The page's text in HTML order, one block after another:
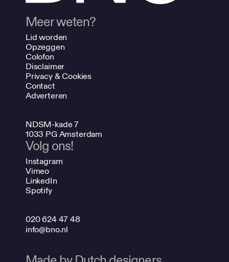
Meer weten?
Lid worden
Opzeggen
Colofon
Disclaimer
Privacy & Cookies
Contact
Adverteren
NDSM-kade 7
1033 PG Amsterdam
Volg ons!
Instagram
Vimeo
LinkedIn
Spotify
020 624 47 48
info@bno.nl